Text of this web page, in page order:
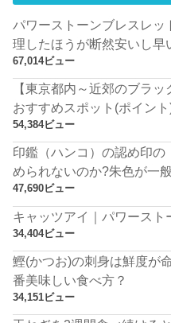
パワーストーンブレスレ
理したほうが断然安いし早
67,014ビュー
【東京都内～近郊のブラ
おすすめスポット(ポイン
54,384ビュー
印鑑（ハンコ）の認め印
められないのか?朱色が一
47,690ビュー
キャッツアイ｜パワース
34,404ビュー
鰹(かつお)の刺身は鮮度が
番美味しい食べ方？
34,151ビュー